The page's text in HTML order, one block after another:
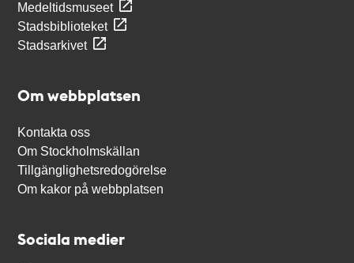
Medeltidsmuseet
Stadsbiblioteket
Stadsarkivet
Om webbplatsen
Kontakta oss
Om Stockholmskällan
Tillgänglighetsredogörelse
Om kakor på webbplatsen
Sociala medier